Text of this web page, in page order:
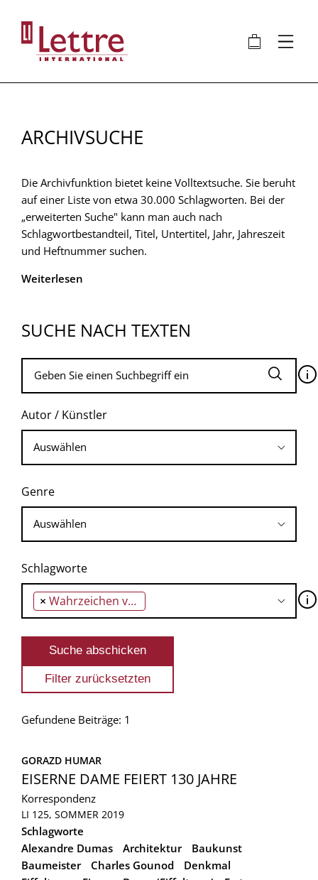
Inhalt
🛍 ⋮
ARCHIVSUCHE
Die Archivfunktion bietet keine Volltextsuche. Sie beruht
auf einer Liste von etwa 30.000 Schlagworten. Bei der
„erweiterten Suche" kann man auch nach
Schlagwortbestandteil, Titel, Untertitel, Jahr, Jahreszeit
und Heftnummer suchen.
Weiterlesen
SUCHE NACH TEXTEN
🛈
Autor / Künstler
Genre
Schlagworte
× Wahrzeichen von Paris 🛈
Gefundene Beiträge: 1
GORAZD HUMAR
EISERNE DAME FEIERT 130 JAHRE
Korrespondenz
LI 125, SOMMER 2019
Schlagworte
Alexandre Dumas
Architektur
Baukunst
Baumeister
Charles Gounod
Denkmal